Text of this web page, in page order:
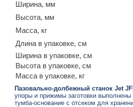
Ширина, мм
Высота, мм
Масса, кг
Длина в упаковке, см
Ширина в упаковке, см
Высота в упаковке, см
Масса в упаковке, кг
Пазовально-долбежный станок Jet
упоры и прижимы заготовки выполнены
тумба-основание с отсеком для